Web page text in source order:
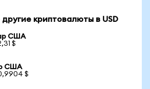
криптовалюты в USD
США
$
США
$